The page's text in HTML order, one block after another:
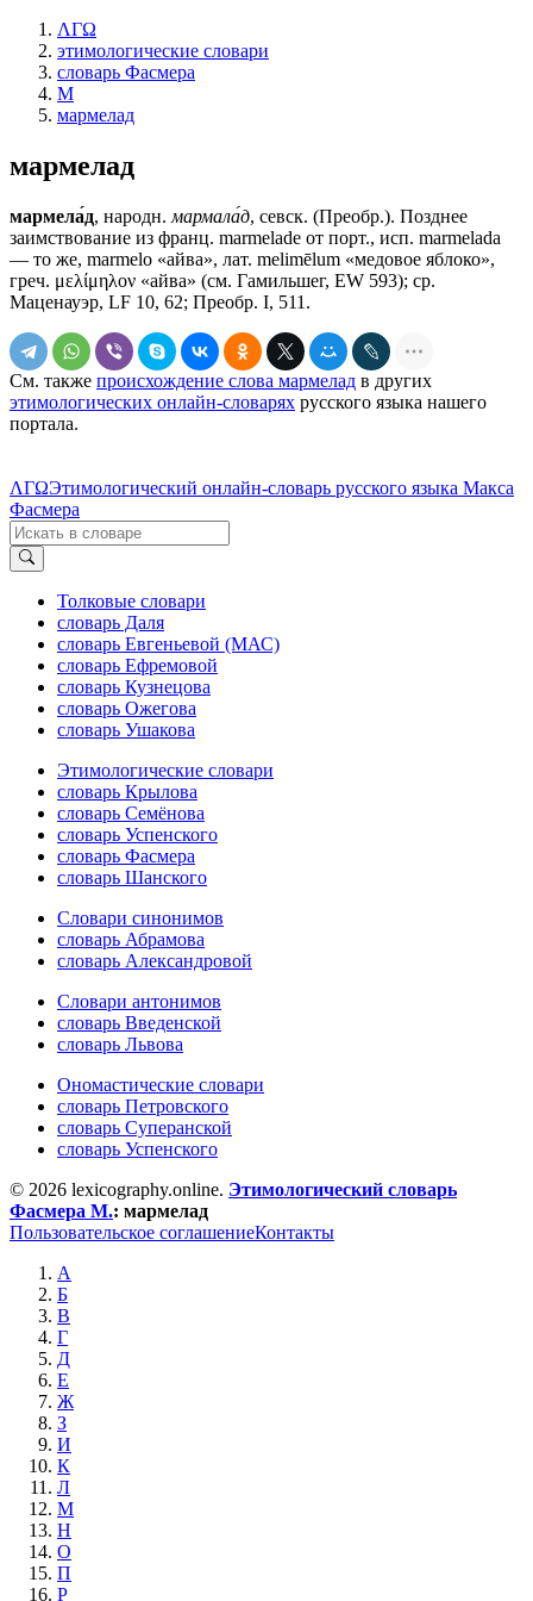
ΛΓΩ
этимологические словари
словарь Фасмера
М
мармелад
мармелад
мармела́д, народн. мармала́д, севск. (Преобр.). Позднее
заимствование из франц. marmelade от порт., исп. marmelada
— то же, marmelo «айва», лат. melimēlum «медовое яблоко»,
греч. μελίμηλον «айва» (см. Гамильшег, ЕW 593); ср.
Маценауэр, LF 10, 62; Преобр. I, 511.
См. также происхождение слова мармелад в других
этимологических онлайн-словарях русского языка нашего
портала.
ΛΓΩЭтимологический онлайн-словарь русского языка Макса
Фасмера
Толковые словари
словарь Даля
словарь Евгеньевой (МАС)
словарь Ефремовой
словарь Кузнецова
словарь Ожегова
словарь Ушакова
Этимологические словари
словарь Крылова
словарь Семёнова
словарь Успенского
словарь Фасмера
словарь Шанского
Словари синонимов
словарь Абрамова
словарь Александровой
Словари антонимов
словарь Введенской
словарь Львова
Ономастические словари
словарь Петровского
словарь Суперанской
словарь Успенского
© 2026 lexicography.online. Этимологический словарь
Фасмера М.: мармелад
Пользовательское соглашениеКонтакты
А
Б
В
Г
Д
Е
Ж
З
И
К
Л
М
Н
О
П
Р